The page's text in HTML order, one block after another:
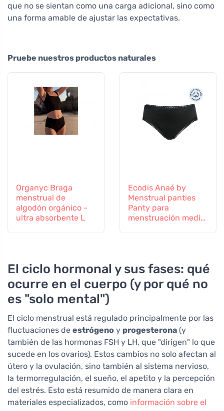
que no se sientan como una carga adicional, sino como
una forma amable de ajustar las expectativas.
Pruebe nuestros productos naturales
Organyc Braga
menstrual de
algodón orgánico -
ultra absorbente L
Ecodis Anaé by
Menstrual panties
Panty para
menstruación media
El ciclo hormonal y sus fases: qué
ocurre en el cuerpo (y por qué no
es "solo mental")
El ciclo menstrual está regulado principalmente por las
fluctuaciones de estrógeno y progesterona (y
también de las hormonas FSH y LH, que "dirigen" lo que
sucede en los ovarios). Estos cambios no solo afectan al
útero y la ovulación, sino también al sistema nervioso,
la termorregulación, el sueño, el apetito y la percepción
del estrés. Esto está resumido de manera clara en
materiales especializados, como información sobre el